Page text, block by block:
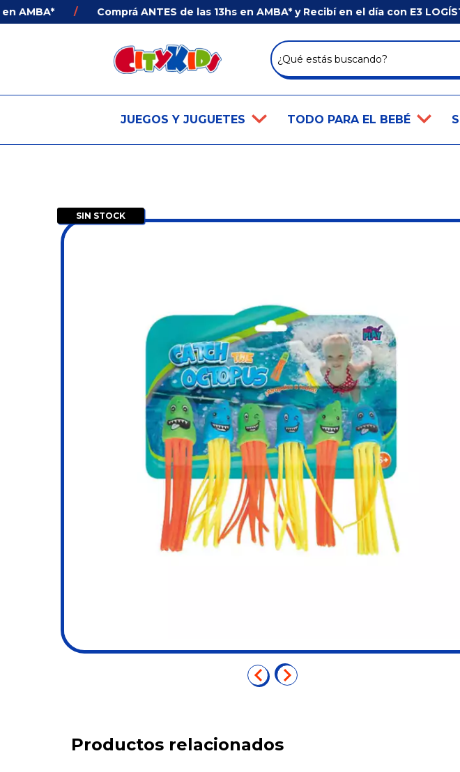
/ Comprá ANTES de las 13hs en AMBA* y Recibí en el día con E3
JUEGOS Y JUGUETES TODO PARA EL BEBÉ
SIN STOCK
Productos relacionados